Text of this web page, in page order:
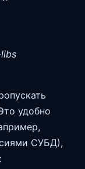
удобно
СУБД),